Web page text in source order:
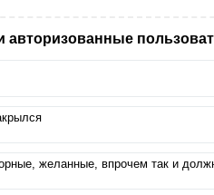
авторизованные
желанные, впрочем так и